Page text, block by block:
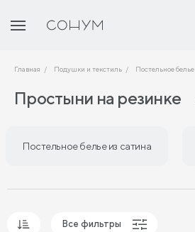
Главная Подушки и текстиль Постельное белье
Простыни на резинке
Постельное белье из сатина
Все фильтры